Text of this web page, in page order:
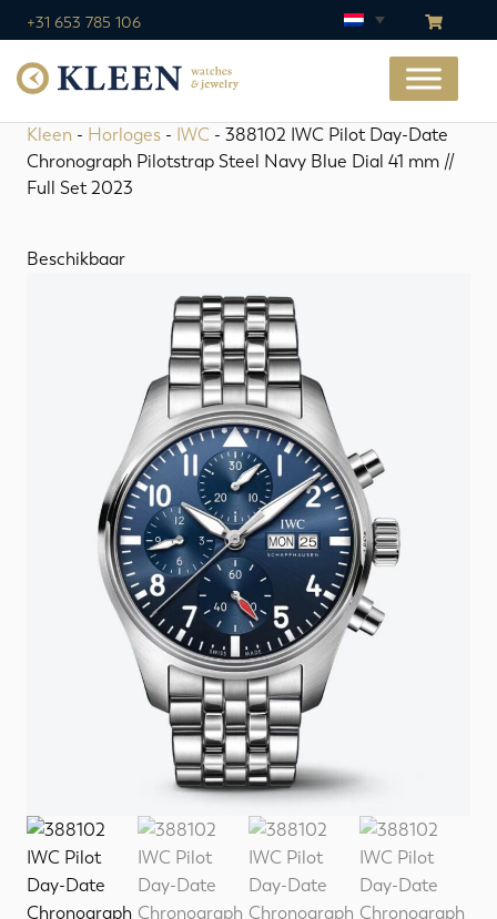
+31 653 785 106
Kleen - Horloges - IWC - 388102 IWC Pilot Day-Date
Chronograph Pilotstrap Steel Navy Blue Dial 41 mm //
Full Set 2023
Beschikbaar